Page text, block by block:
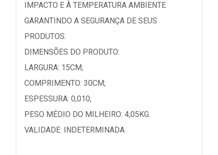
IMPACTO E À TEMPERATURA AMBIENTE
GARANTINDO A SEGURANÇA DE SEUS
PRODUTOS.
DIMENSÕES DO PRODUTO:
LARGURA: 15CM;
COMPRIMENTO: 30CM;
ESPESSURA: 0,010;
PESO MÉDIO DO MILHEIRO: 4,05KG.
VALIDADE: INDETERMINADA.